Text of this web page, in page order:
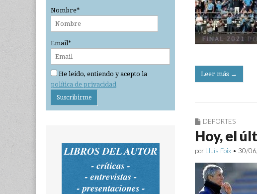
Leer más →
DEPORTES
Hoy, el
por Lluís Foix • 30/
Nombre*
Email*
He leído, entiendo y acepto la
política de privacidad